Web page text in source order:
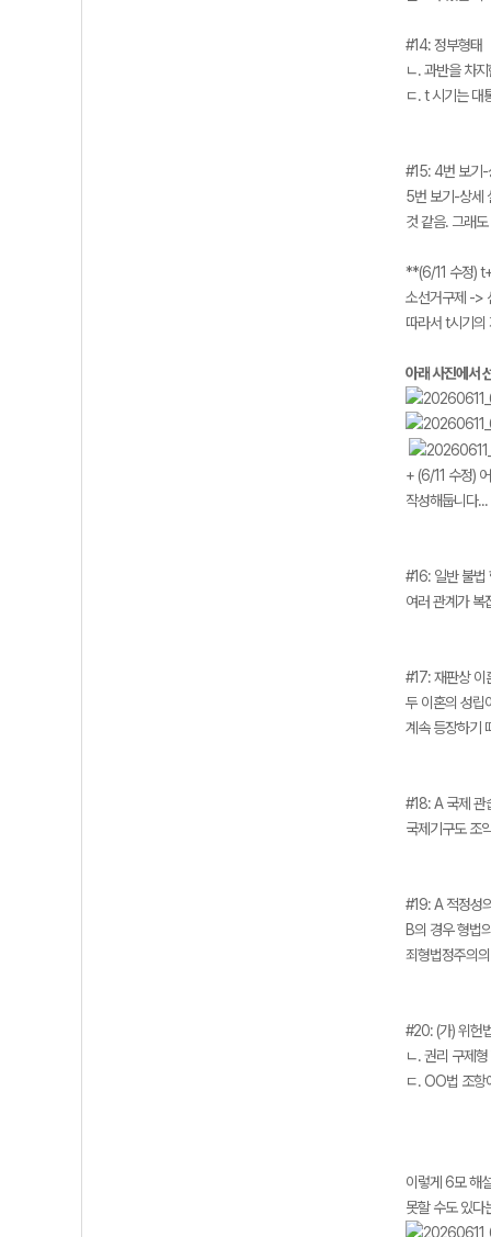
#14: 정부형태
ㄴ. 과반을 차
ㄷ. t 시기는 대
#15: 4번 보기-
5번 보기-상세
것 같음. 그래
**(6/11 수정)
소선거구제 ->
따라서 t시기
아래 사진에서
+ (6/11 수정)
작성해둡니다...
#16: 일반 불법
여러 관계가 복
#17: 재판상 이
두 이혼의 성립
계속 등장하기
#18: A 국제 관
국제기구도 조
#19: A 적정성
B의 경우 형법
죄형법정주의
#20: (가) 위헌
ㄴ. 권리 구제
ㄷ. OO법 조항
이렇게 6모 해
못할 수도 있다